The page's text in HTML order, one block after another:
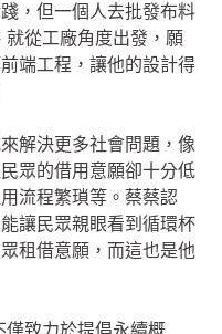
，但一個人去批發布料
從工廠角度出發，願
端工程，讓他的設計得
解決更多社會問題，像
眾的借用意願卻十分低
流程繁瑣等。蔡蔡認
讓民眾親眼看到循環杯
租借意願，而這也是他
僅致力於提倡永續概